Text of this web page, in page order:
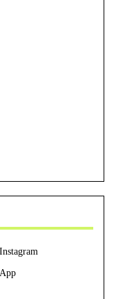
Instagram
App